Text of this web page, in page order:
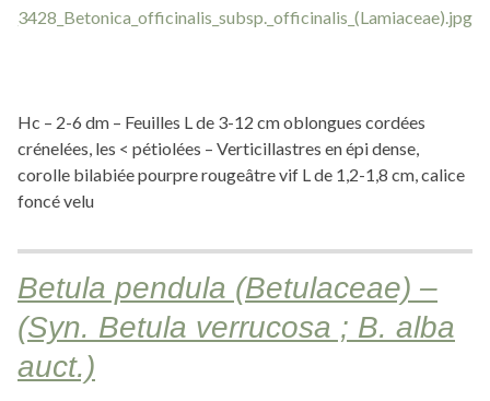
Hc – 2-6 dm – Feuilles L de 3-12 cm oblongues cordées
crénelées, les < pétiolées – Verticillastres en épi dense,
corolle bilabiée pourpre rougeâtre vif L de 1,2-1,8 cm, calice
foncé velu
Betula pendula (Betulaceae) –
(Syn. Betula verrucosa ; B. alba
auct.)